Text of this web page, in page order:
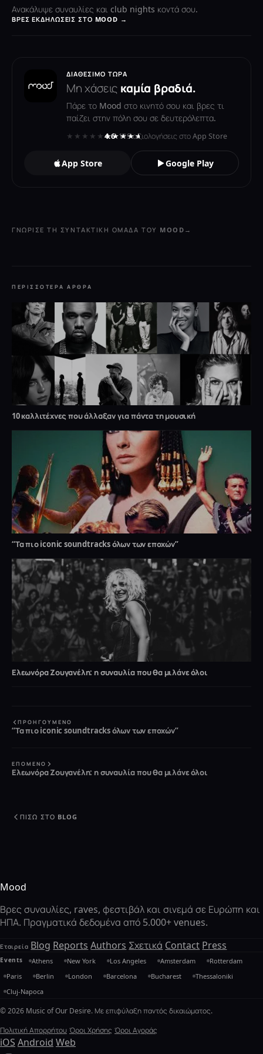
Ανακάλυψε συναυλίες και club nights κοντά σου.
ΒΡΕΣ ΕΚΔΗΛΏΣΕΙΣ ΣΤΟ MOOD →
ΔΙΑΘΈΣΙΜΟ ΤΏΡΑ
Μη χάσεις καμία βραδιά.
Πάρε το Mood στο κινητό σου και βρες τι
παίζει στην πόλη σου σε δευτερόλεπτα.
★★★★★★★★★★
4.6· 119 αξιολογήσεις στο App Store
App Store Google Play
ΓΝΏΡΙΣΕ ΤΗ ΣΥΝΤΑΚΤΙΚΉ ΟΜΆΔΑ ΤΟΥ MOOD →
ΠΕΡΙΣΣΌΤΕΡΑ ΆΡΘΡΑ
10 καλλιτέχνες που άλλαξαν για πάντα τη μουσική
“Τα πιο iconic soundtracks όλων των εποχών”
Ελεωνόρα Ζουγανέλη: η συναυλία που θα μιλάνε όλοι
ΠΡΟΗΓΟΎΜΕΝΟ
“Τα πιο iconic soundtracks όλων των εποχών”
ΕΠΌΜΕΝΟ
Ελεωνόρα Ζουγανέλη: η συναυλία που θα μιλάνε όλοι
ΠΊΣΩ ΣΤΟ BLOG
Mood
Βρες συναυλίες, raves, φεστιβάλ και σινεμά σε Ευρώπη και
ΗΠΑ. Πραγματικά δεδομένα από 5.000+ venues.
Εταιρεία Blog Reports Authors Σχετικά Contact Press
Events Athens New York Los Angeles Amsterdam
Rotterdam
Paris
Berlin London Barcelona Bucharest
Thessaloniki
Cluj-Napoca
© 2026 Music of Our Desire. Με επιφύλαξη παντός δικαιώματος.
Πολιτική Απορρήτου Όροι Χρήσης Όροι Αγοράς
iOS Android Web